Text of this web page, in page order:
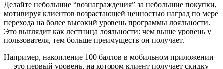
Делайте небольшие “вознаграждения” за небольшие покупки,
мотивируя клиентов возрастающей ценностью наград по мере
перехода на более высокий уровень программы лояльности.
Это выглядит как лестница лояльности: чем выше уровень у
пользователя, тем больше преимуществ он получает.
Например, накопление 100 баллов в мобильном приложении
— это первый уровень, на котором клиент получает скидку